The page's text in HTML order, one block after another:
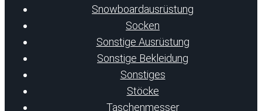
Snowboardausrüstung
Socken
Sonstige Ausrüstung
Sonstige Bekleidung
Sonstiges
Stöcke
Taschenmesser